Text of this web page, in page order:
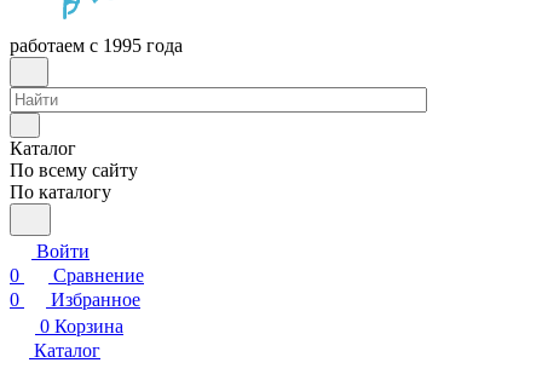
работаем с 1995 года
Каталог
По всему сайту
По каталогу
Войти
0
Сравнение
0
Избранное
0 Корзина
Каталог